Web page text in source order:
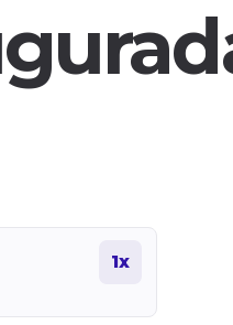
1x